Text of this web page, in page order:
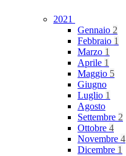
2021
Gennaio 2
Febbraio 1
Marzo 1
Aprile 1
Maggio 5
Giugno
Luglio 1
Agosto
Settembre 2
Ottobre 4
Novembre 4
Dicembre 1